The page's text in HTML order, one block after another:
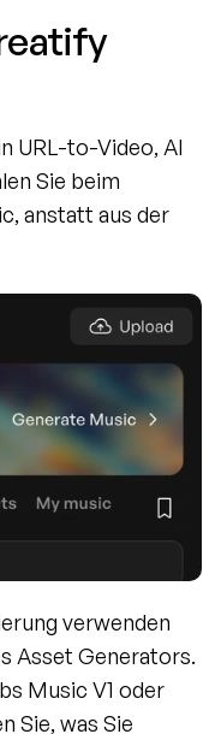
URL-to-Video, AI
Sie beim
anstatt aus der
verwenden
Asset Generators.
Music V1 oder
Sie, was Sie